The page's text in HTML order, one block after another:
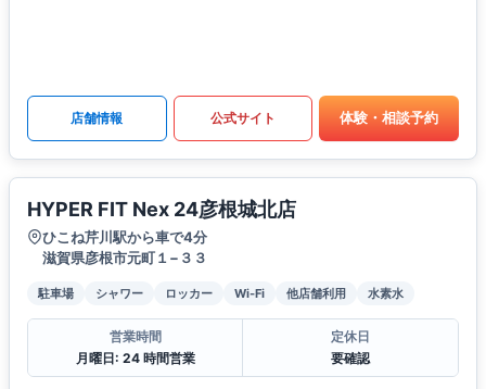
店舗情報 公式サイト 体験・相談予約
HYPER FIT Nex 24彦根城北店
ひこね芹川駅から車で4分
滋賀県彦根市元町１−３３
駐車場 シャワー ロッカー Wi-Fi 他店舗利用 水素水
営業時間
月曜日: 24 時間営業
定休日
要確認